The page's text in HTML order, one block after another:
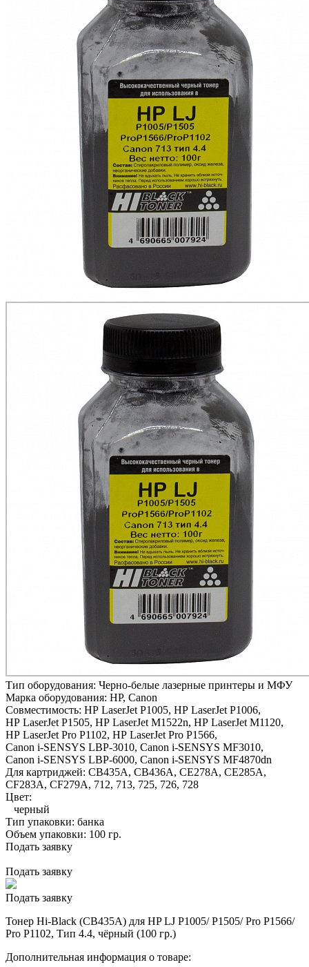
Тип оборудования: Черно-белые лазерные принтеры и МФУ
Марка оборудования: HP, Canon
Совместимость: HP LaserJet P1005, HP LaserJet P1006,
HP LaserJet P1505, HP LaserJet M1522n, HP LaserJet M1120,
HP LaserJet Pro P1102, HP LaserJet Pro P1566,
Canon i-SENSYS LBP-3010, Canon i-SENSYS MF3010,
Canon i-SENSYS LBP-6000, Canon i-SENSYS MF4870dn
Для картриджей: СB435A, CB436A, CE278A, CE285A,
CF283A, CF279A, 712, 713, 725, 726, 728
Цвет:
черный
Тип упаковки: банка
Объем упаковки: 100 гр.
Подать заявку
Подать заявку
Подать заявку
Тонер Hi-Black (CB435A) для HP LJ P1005/ P1505/ Pro P1566/
Pro P1102, Тип 4.4, чёрный (100 гр.)
Дополнительная информация о товаре: